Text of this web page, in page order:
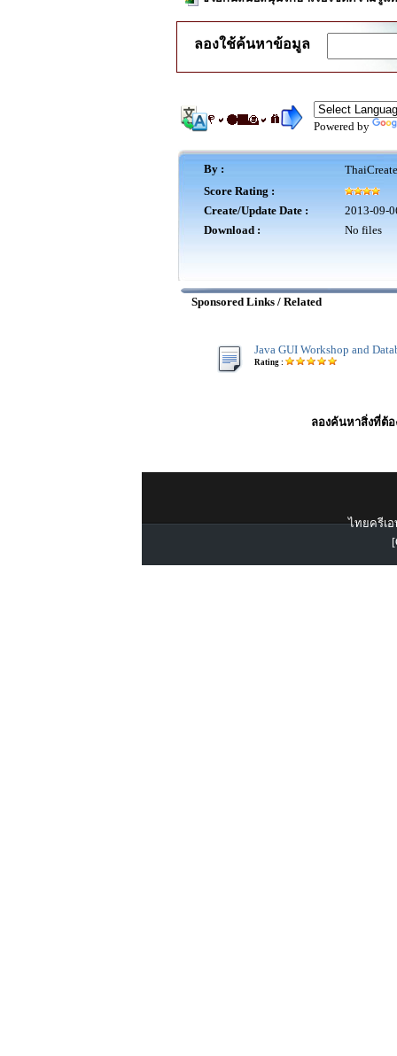
ลองใช้ค้นหาข้อมูล
Powered by
By :
Score Rating :
Create/Update Date :
2013-09-
Download :
No files
Sponsored Links / Related
Java GUI Workshop and
Rating :
ลองค้นหาสิ่งที่ต้อ
ไทยครีเอ
[